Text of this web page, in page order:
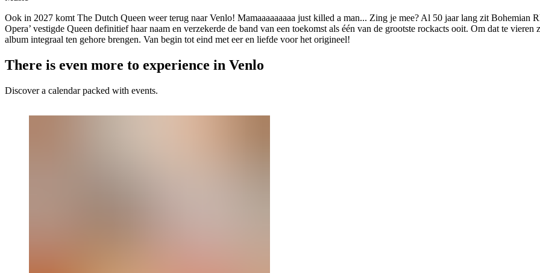
Ook in 2027 komt The Dutch Queen weer terug naar Venlo! Mamaaaaaaaaa just killed a man... Zing je mee? Al 50 jaar lang zit Bohemian
Opera’ vestigde Queen definitief haar naam en verzekerde de band van een toekomst als één van de grootste rockacts ooit. Om dat te
album integraal ten gehore brengen. Van begin tot eind met eer en liefde voor het origineel!
There is even more to experience in Venlo
Discover a calendar packed with events.